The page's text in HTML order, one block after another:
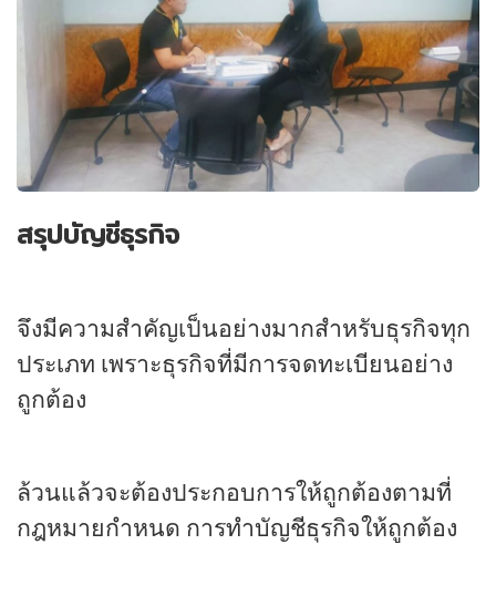
สรุปบัญชีธุรกิจ
จึงมีความสำคัญเป็นอย่างมากสำหรับธุรกิจทุก
ประเภท เพราะธุรกิจที่มีการจดทะเบียนอย่าง
ถูกต้อง
ล้วนแล้วจะต้องประกอบการให้ถูกต้องตามที่
กฎหมายกำหนด การทำบัญชีธุรกิจให้ถูกต้อง